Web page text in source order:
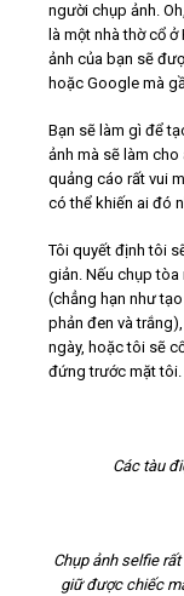
người chụp ảnh.
là một nhà thờ cổ
ảnh của bạn sẽ
hoặc Google mà
Bạn sẽ làm gì để
ảnh mà sẽ làm
quảng cáo rất vui
có thể khiến ai đó
Tôi quyết định tôi
giản. Nếu chụp
(chẳng hạn như
phản đen và
ngày, hoặc tôi sẽ
đứng trước mặt tôi.
Các tàu
Chụp ảnh selfie
giữ được chiếc